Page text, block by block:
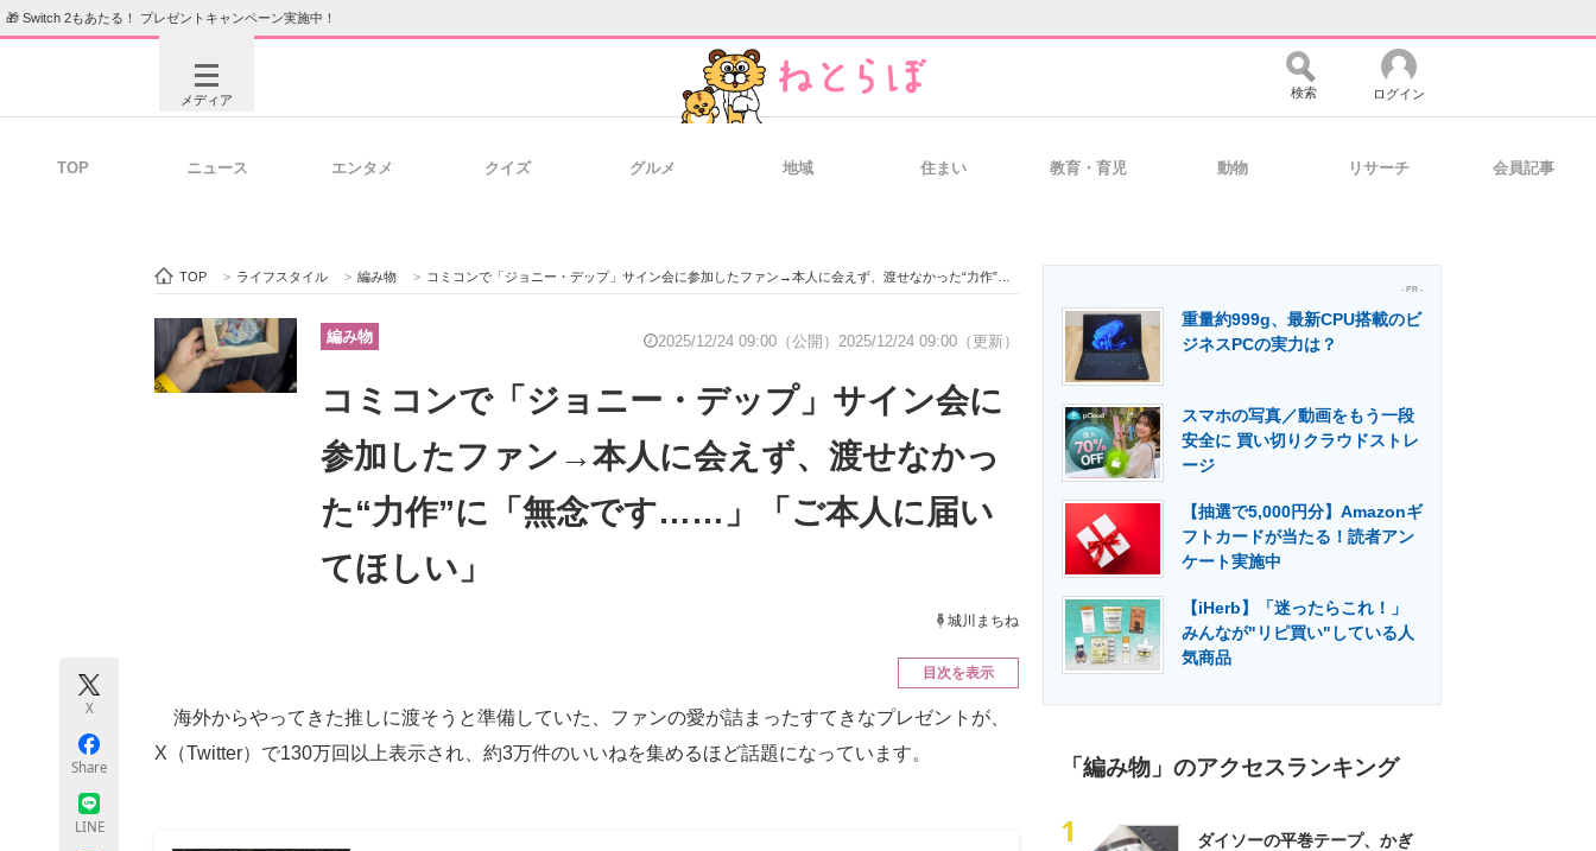
🎁 Switch 2もあたる！ プレゼントキャンペーン実施中！
メディア
ビジネスと働き方のヒント 経営リーダーのコミュニティ マーケ×ITの今がよく分かる
ITエンジニア向け専門サイト 企業向けIT製品の総合サイト IT製品の技術・比較・事例 製造業のIT導入・活用を支援
エネルギーの専門メディア 建設×テクノロジーの最前線
検索 ログイン
TOP ニュース エンタメ クイズ グルメ 地域 住まい 教育・育児 動物 リサーチ 会員記事
TOP > ライフスタイル > 編み物 > コミコンで「ジョニー・デップ」サイン会に参加したファン→本人に会えず、渡せなかった“力作”に「無念です……」「ご本人に届いてほしい」
編み物 2025/12/24 09:00（公開） 2025/12/24 09:00（更新）
コミコンで「ジョニー・デップ」サイン会に
参加したファン→本人に会えず、渡せなかっ
た“力作”に「無念です……」「ご本人に届い
てほしい」
城川まちね
X
Share
LINE
目次を表示
海外からやってきた推しに渡そうと準備していた、ファンの愛が詰まったすてきなプレゼントが、
X（Twitter）で130万回以上表示され、約3万件のいいねを集めるほど話題になっています。
- PR -
重量約999g、最新CPU搭載のビ
ジネスPCの実力は？
スマホの写真／動画をもう一段
安全に 買い切りクラウドストレ
ージ
【抽選で5,000円分】Amazonギ
フトカードが当たる！読者アン
ケート実施中
【iHerb】「迷ったらこれ！」
みんなが"リピ買い"している人
気商品
「編み物」のアクセスランキング
1
ダイソーの平巻テープ、かぎ